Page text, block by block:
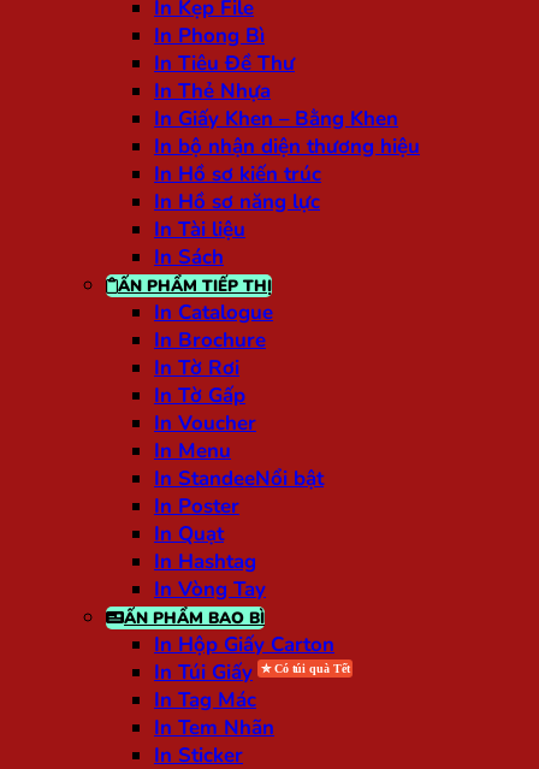
In Kẹp File
In Phong Bì
In Tiêu Đề Thư
In Thẻ Nhựa
In Giấy Khen – Bằng Khen
In bộ nhận diện thương hiệu
In Hồ sơ kiến trúc
In Hồ sơ năng lực
In Tài liệu
In Sách
ẤN PHẨM TIẾP THỊ
In Catalogue
In Brochure
In Tờ Rơi
In Tờ Gấp
In Voucher
In Menu
In Standee
In Poster
In Quạt
In Hashtag
In Vòng Tay
ẤN PHẨM BAO BÌ
In Hộp Giấy Carton
In Túi Giấy
In Tag Mác
In Tem Nhãn
In Sticker